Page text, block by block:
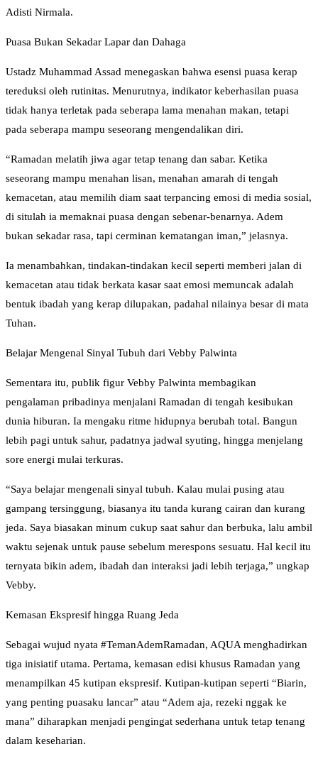
Adisti Nirmala.
Puasa Bukan Sekadar Lapar dan Dahaga
Ustadz Muhammad Assad menegaskan bahwa esensi puasa kerap
tereduksi oleh rutinitas. Menurutnya, indikator keberhasilan puasa
tidak hanya terletak pada seberapa lama menahan makan, tetapi
pada seberapa mampu seseorang mengendalikan diri.
“Ramadan melatih jiwa agar tetap tenang dan sabar. Ketika
seseorang mampu menahan lisan, menahan amarah di tengah
kemacetan, atau memilih diam saat terpancing emosi di media sosial,
di situlah ia memaknai puasa dengan sebenar-benarnya. Adem
bukan sekadar rasa, tapi cerminan kematangan iman,” jelasnya.
Ia menambahkan, tindakan-tindakan kecil seperti memberi jalan di
kemacetan atau tidak berkata kasar saat emosi memuncak adalah
bentuk ibadah yang kerap dilupakan, padahal nilainya besar di mata
Tuhan.
Belajar Mengenal Sinyal Tubuh dari Vebby Palwinta
Sementara itu, publik figur Vebby Palwinta membagikan
pengalaman pribadinya menjalani Ramadan di tengah kesibukan
dunia hiburan. Ia mengaku ritme hidupnya berubah total. Bangun
lebih pagi untuk sahur, padatnya jadwal syuting, hingga menjelang
sore energi mulai terkuras.
“Saya belajar mengenali sinyal tubuh. Kalau mulai pusing atau
gampang tersinggung, biasanya itu tanda kurang cairan dan kurang
jeda. Saya biasakan minum cukup saat sahur dan berbuka, lalu ambil
waktu sejenak untuk pause sebelum merespons sesuatu. Hal kecil itu
ternyata bikin adem, ibadah dan interaksi jadi lebih terjaga,” ungkap
Vebby.
Kemasan Ekspresif hingga Ruang Jeda
Sebagai wujud nyata #TemanAdemRamadan, AQUA menghadirkan
tiga inisiatif utama. Pertama, kemasan edisi khusus Ramadan yang
menampilkan 45 kutipan ekspresif. Kutipan-kutipan seperti “Biarin,
yang penting puasaku lancar” atau “Adem aja, rezeki nggak ke
mana” diharapkan menjadi pengingat sederhana untuk tetap tenang
dalam keseharian.